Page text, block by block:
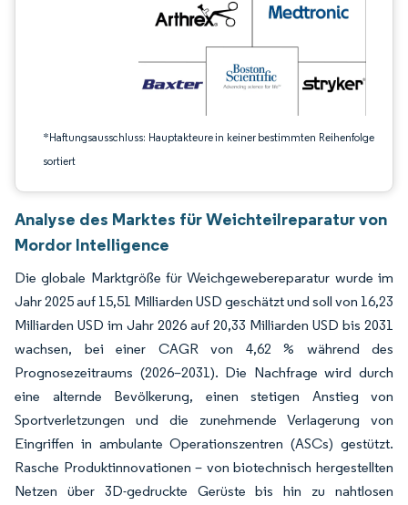
*Haftungsausschluss: Hauptakteure in keiner bestimmten Reihenfolge
sortiert
Analyse des Marktes für Weichteilreparatur von
Mordor Intelligence
Die globale Marktgröße für Weichgewebereparatur wurde im
Jahr 2025 auf 15,51 Milliarden USD geschätzt und soll von 16,23
Milliarden USD im Jahr 2026 auf 20,33 Milliarden USD bis 2031
wachsen, bei einer CAGR von 4,62 % während des
Prognosezeitraums (2026–2031). Die Nachfrage wird durch
eine alternde Bevölkerung, einen stetigen Anstieg von
Sportverletzungen und die zunehmende Verlagerung von
Eingriffen in ambulante Operationszentren (ASCs) gestützt.
Rasche Produktinnovationen – von biotechnisch hergestellten
Netzen über 3D-gedruckte Gerüste bis hin zu nahtlosen